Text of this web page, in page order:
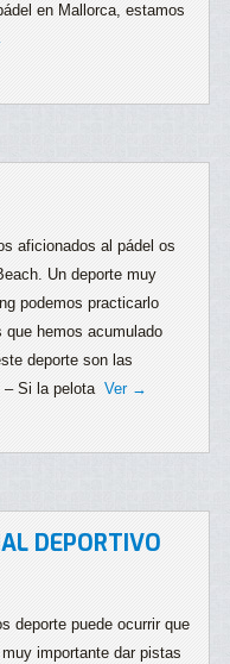
en Mallorca, estamos
aficionados al pádel os
Un deporte muy
podemos practicarlo
hemos acumulado
deporte son las
– Si la pelota Ver →
DEPORTIVO
deporte puede ocurrir que
importante dar pistas